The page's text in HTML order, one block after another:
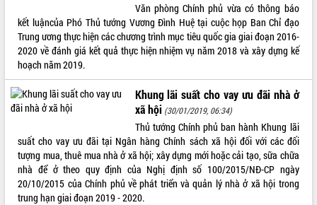
UBND CÁC XÃ, PHƯỜNG
THÔNG TIN CHỈ ĐẠO ĐIỀU HÀNH
HỆ THỐNG VĂN BẢN
ĐIỂM TIN VĂN BẢN
QUY HOẠCH - KẾ HOẠCH
Văn phòng Chính phủ vừa có thông báo
kết luậncủa Phó Thủ tướng Vương Đình Huệ tại cuộc họp Ban Chỉ đạo
Trung ương thực hiện các chương trình mục tiêu quốc gia giai đoạn 2016-
2020 về đánh giá kết quả thực hiện nhiệm vụ năm 2018 và xây dựng kế
hoạch năm 2019.
Khung lãi suất cho vay ưu đãi nhà ở
xã hội (30/01/2019, 06:34)
Thủ tướng Chính phủ ban hành Khung lãi
suất cho vay ưu đãi tại Ngân hàng Chính sách xã hội đối với các đối
tượng mua, thuê mua nhà ở xã hội; xây dựng mới hoặc cải tạo, sữa chữa
nhà để ở theo quy định của Nghị định số 100/2015/NĐ-CP ngày
20/10/2015 của Chính phủ về phát triển và quản lý nhà ở xã hội trong
trung hạn giai đoạn 2019 - 2020.